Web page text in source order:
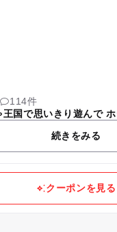
114件
国で思いきり遊んで
続きをみる
クーポンを見る